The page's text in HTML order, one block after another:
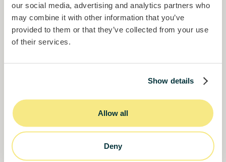
our social media, advertising and analytics partners who
may combine it with other information that you’ve
provided to them or that they’ve collected from your use
of their services.
Show details
Allow all
Deny
Invertir de forma segura y sostenible en
tiempos de incertidumbre
El concepto de estar en «crisis» ha estado
presente desde hace bastante tiempo. Al menos,
palabra «crisis» (y su amenaza) se ha convertido
en parte de nuestra vida diaria.